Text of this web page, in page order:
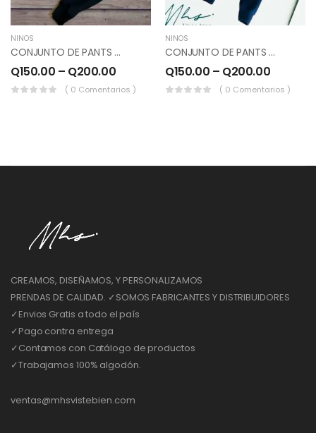
NIÑOS
CONJUNTO DE PANTS Y SUDADERO COLOR NEGRO (NIKE).
Q150.00 – Q200.00
( 0 Comentarios )
NIÑOS
CONJUNTO DE PANTS Y SUDADERO COLOR AZUL MARINO.
Q150.00 – Q200.00
( 0 Comentarios )
CREAMOS, DISEÑAMOS, Y PERSONALIZAMOS
PRENDAS DE CALIDAD. ✓SOMOS FABRICANTES Y DISTRIBUIDORES
✓Envios Gratis a todo el país
✓Pago contra entrega
✓Contamos con Catálogo de productos
✓Trabajamos 100% algodón.
ventas@mhsvistebien.com